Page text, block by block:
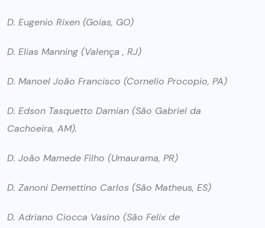
D. Eugenio Rixen (Goias, GO)
D. Elias Manning (Valença , RJ)
D. Manoel João Francisco (Cornelio Procopio, PA)
D. Edson Tasquetto Damian (São Gabriel da
Cachoeira, AM).
D. João Mamede Filho (Umaurama, PR)
D. Zanoni Demettino Carlos (São Matheus, ES)
D. Adriano Ciocca Vasino (São Felix de